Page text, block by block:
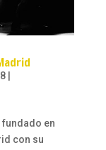
|
en
con su